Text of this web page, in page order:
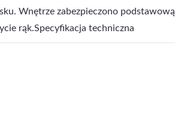
Wnętrze zabezpieczono podstawową
rąk.Specyfikacja techniczna